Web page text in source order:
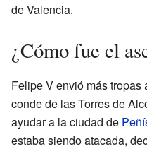
de Valencia.
¿Cómo fue el
Felipe V envió más
conde de las Torres de
ayudar a la ciudad de
estaba siendo atacada,